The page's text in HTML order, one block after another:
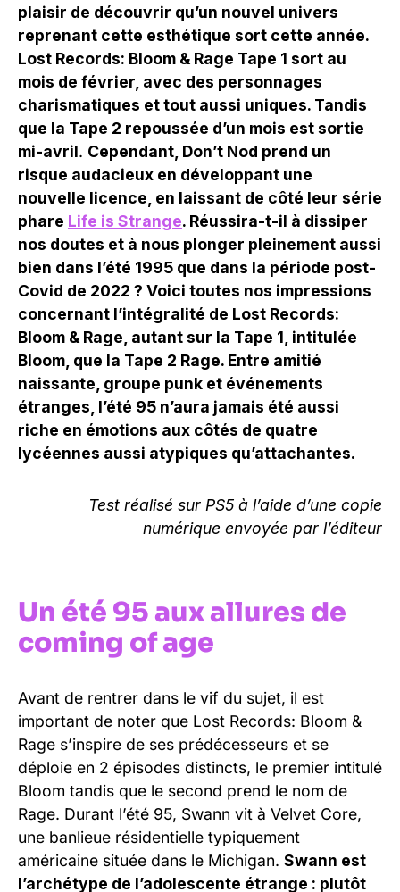
plaisir de découvrir qu’un nouvel univers
reprenant cette esthétique sort cette année.
Lost Records: Bloom & Rage Tape 1 sort au
mois de février, avec des personnages
charismatiques et tout aussi uniques. Tandis
que la Tape 2 repoussée d’un mois est sortie
mi-avril. Cependant, Don’t Nod prend un
risque audacieux en développant une
nouvelle licence, en laissant de côté leur série
phare Life is Strange. Réussira-t-il à dissiper
nos doutes et à nous plonger pleinement aussi
bien dans l’été 1995 que dans la période post-
Covid de 2022 ? Voici toutes nos impressions
concernant l’intégralité de Lost Records:
Bloom & Rage, autant sur la Tape 1, intitulée
Bloom, que la Tape 2 Rage. Entre amitié
naissante, groupe punk et événements
étranges, l’été 95 n’aura jamais été aussi
riche en émotions aux côtés de quatre
lycéennes aussi atypiques qu’attachantes.
Test réalisé sur PS5 à l’aide d’une copie
numérique envoyée par l’éditeur
Un été 95 aux allures de
coming of age
Avant de rentrer dans le vif du sujet, il est
important de noter que Lost Records: Bloom &
Rage s’inspire de ses prédécesseurs et se
déploie en 2 épisodes distincts, le premier intitulé
Bloom tandis que le second prend le nom de
Rage. Durant l’été 95, Swann vit à Velvet Core,
une banlieue résidentielle typiquement
américaine située dans le Michigan. Swann est
l’archétype de l’adolescente étrange : plutôt